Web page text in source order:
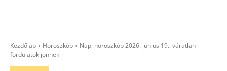
Kezdőlap Horoszkóp
Napi horoszkóp 2026. június 19.: váratlan
fordulatok jönnek